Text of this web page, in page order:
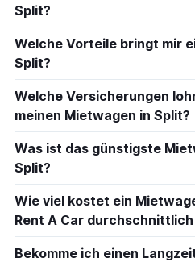
Split?
Welche Vorteile bringt mir
Split?
Welche Versicherungen
meinen Mietwagen in Split?
Was ist das günstigste
Split?
Wie viel kostet ein
Rent A Car
Bekomme ich einen